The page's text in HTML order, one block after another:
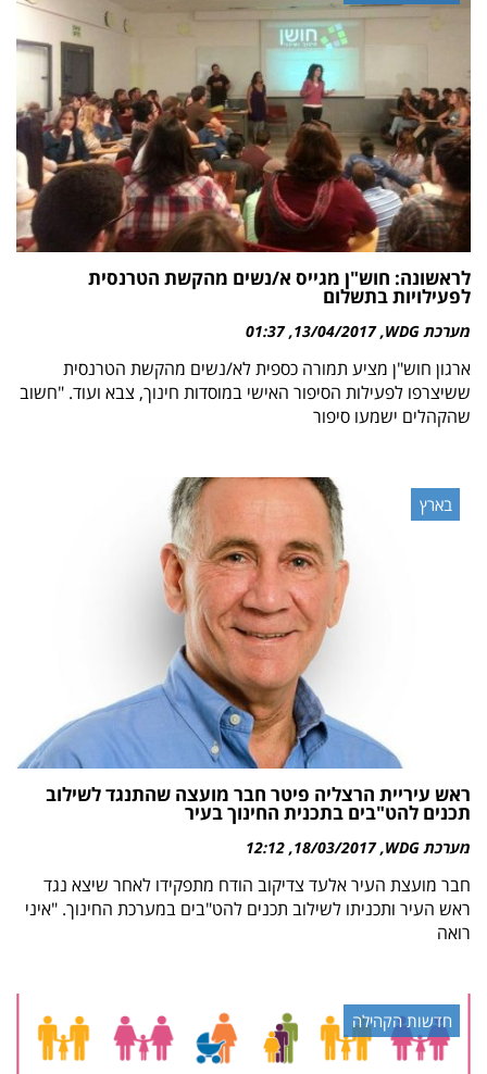
לראשונה: חוש"ן מגייס א/נשים מהקשת הטרנסית
לפעילויות בתשלום
מערכת WDG 13/04/2017
01:37
ארגון חוש"ן מציע תמורה כספית לא/נשים מהקשת הטרנסית
ששיצרפו לפעילות הסיפור האישי במוסדות חינוך, צבא ועוד. "חשוב
שהקהלים ישמעו סיפור
בארץ
ראש עיריית הרצליה פיטר חבר מועצה שהתנגד לשילוב
תכנים להט"בים בתכנית החינוך בעיר
מערכת WDG 18/03/2017
12:12
חבר מועצת העיר אלעד צדיקוב הודח מתפקידו לאחר שיצא נגד
ראש העיר ותכניתו לשילוב תכנים להט"בים במערכת החינוך. "איני
רואה
חדשות הקהילה